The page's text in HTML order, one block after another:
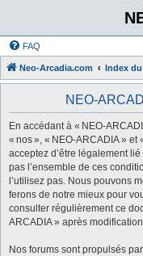
FAQ
Neo-Arcadia.com Index
NEO-
En accédant à « NEO-
« nos », « NEO-ARCADIA »
acceptez d’être légalement
pas l’ensemble de ces
l’utilisez pas. Nous pouvons
ferons de notre mieux pour
consulter régulièrement ce
ARCADIA » après
Nos forums sont propulsés